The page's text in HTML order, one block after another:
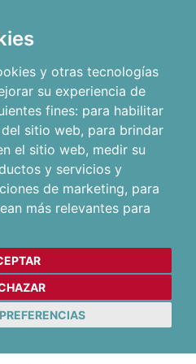
y otras tecnologías
su experiencia de
fines: para habilitar
sitio web, para brindar
el sitio web, medir su
y servicios y
de marketing, para
más relevantes para